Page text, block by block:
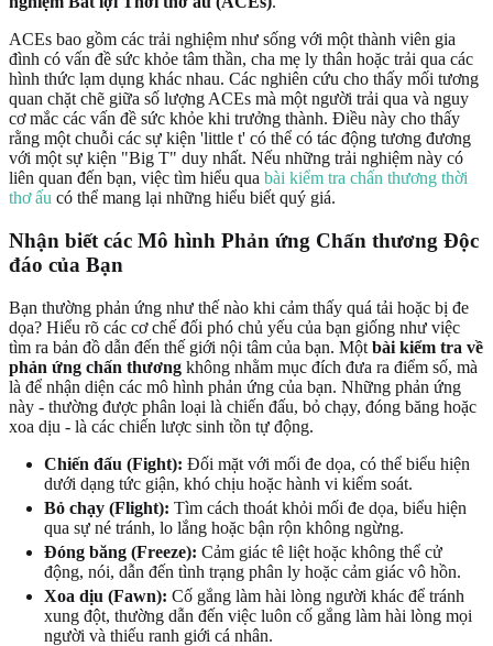
ACEs bao gồm các trải nghiệm như sống với một thành viên gia
đình có vấn đề sức khỏe tâm thần, cha mẹ ly thân hoặc trải qua các
hình thức lạm dụng khác nhau. Các nghiên cứu cho thấy mối tương
quan chặt chẽ giữa số lượng ACEs mà một người trải qua và nguy
cơ mắc các vấn đề sức khỏe khi trưởng thành. Điều này cho thấy
rằng một chuỗi các sự kiện 'little t' có thể có tác động tương đương
với một sự kiện "Big T" duy nhất. Nếu những trải nghiệm này có
liên quan đến bạn, việc tìm hiểu qua bài kiểm tra chấn thương thời
thơ ấu có thể mang lại những hiểu biết quý giá.
Nhận biết các Mô hình Phản ứng Chấn thương Độc
đáo của Bạn
Bạn thường phản ứng như thế nào khi cảm thấy quá tải hoặc bị đe
dọa? Hiểu rõ các cơ chế đối phó chủ yếu của bạn giống như việc
tìm ra bản đồ dẫn đến thế giới nội tâm của bạn. Một bài kiểm tra về
phản ứng chấn thương không nhằm mục đích đưa ra điểm số, mà
là để nhận diện các mô hình phản ứng của bạn. Những phản ứng
này - thường được phân loại là chiến đấu, bỏ chạy, đóng băng hoặc
xoa dịu - là các chiến lược sinh tồn tự động.
Chiến đấu (Fight): Đối mặt với mối đe dọa, có thể biểu hiện
dưới dạng tức giận, khó chịu hoặc hành vi kiểm soát.
Bỏ chạy (Flight): Tìm cách thoát khỏi mối đe dọa, biểu hiện
qua sự né tránh, lo lắng hoặc bận rộn không ngừng.
Đóng băng (Freeze): Cảm giác tê liệt hoặc không thể cử
động, nói, dẫn đến tình trạng phân ly hoặc cảm giác vô hồn.
Xoa dịu (Fawn): Cố gắng làm hài lòng người khác để tránh
xung đột, thường dẫn đến việc luôn cố gắng làm hài lòng mọi
người và thiếu ranh giới cá nhân.